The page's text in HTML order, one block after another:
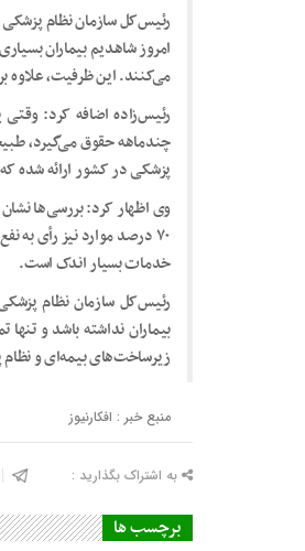
رئیس‌کل سازمان نظام
امروز شاهدیم بیماران
می‌کنند. این ظرفیت، علاوه
پزشکی در کشور ارائه شده که از این تعداد، کمتر از ۳۰
۷۰ درصد موارد نیز رأی
خدمات بسیار اندک است.
رئیس‌کل سازمان نظام
بیماران نداشته باشد و
زیرساخت‌های بیمه‌ای و
منبع خبر : افکارنیوز
به اشتراک بگذارید :
برچسب ها